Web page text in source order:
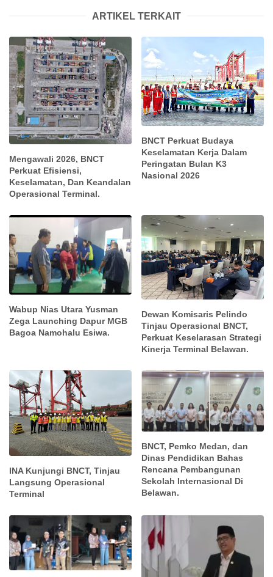
ARTIKEL TERKAIT
Mengawali 2026, BNCT
Perkuat Efisiensi,
Keselamatan, Dan Keandalan
Operasional Terminal.
BNCT Perkuat Budaya
Keselamatan Kerja Dalam
Peringatan Bulan K3
Nasional 2026
Wabup Nias Utara Yusman
Zega Launching Dapur MGB
Bagoa Namohalu Esiwa.
Dewan Komisaris Pelindo
Tinjau Operasional BNCT,
Perkuat Keselarasan Strategi
Kinerja Terminal Belawan.
INA Kunjungi BNCT, Tinjau
Langsung Operasional
Terminal
BNCT, Pemko Medan, dan
Dinas Pendidikan Bahas
Rencana Pembangunan
Sekolah Internasional Di
Belawan.